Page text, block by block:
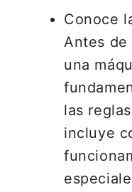
Conoce
Antes de
una
las
incluye